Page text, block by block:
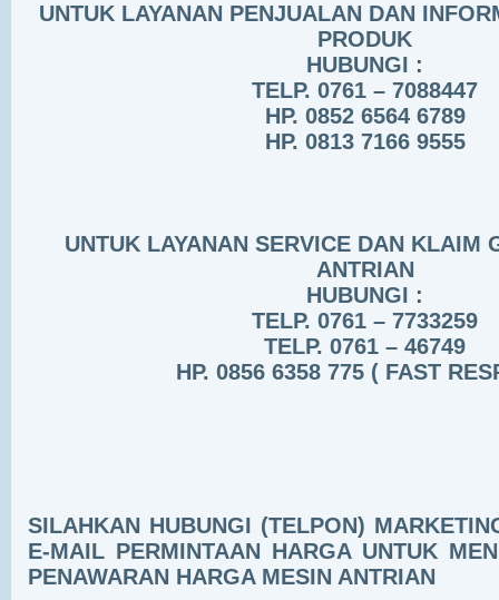
UNTUK LAYANAN PENJUALAN DAN
PRODUK
HUBUNGI :
TELP. 0761 – 7088447
HP. 0852 6564 6789
HP. 0813 7166 9555
UNTUK LAYANAN SERVICE DAN KLAIM
ANTRIAN
HUBUNGI :
TELP. 0761 – 7733259
TELP. 0761 – 46749
HP. 0856 6358 775 ( FAST
SILAHKAN HUBUNGI (TELPON)
E-MAIL PERMINTAAN HARGA UNTUK
PENAWARAN HARGA MESIN ANTRIAN